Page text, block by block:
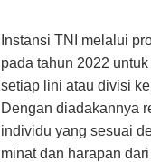
Instansi TNI melalui
pada tahun 2022
setiap lini atau divisi
Dengan diadakannya
individu yang sesuai
minat dan harapan